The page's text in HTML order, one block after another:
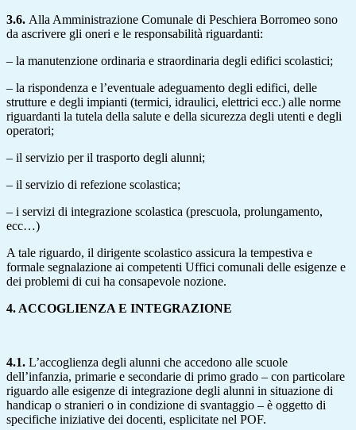
3.6. Alla Amministrazione Comunale di Peschiera Borromeo sono
da ascrivere gli oneri e le responsabilità riguardanti:
– la manutenzione ordinaria e straordinaria degli edifici scolastici;
– la rispondenza e l’eventuale adeguamento degli edifici, delle
strutture e degli impianti (termici, idraulici, elettrici ecc.) alle norme
riguardanti la tutela della salute e della sicurezza degli utenti e degli
operatori;
– il servizio per il trasporto degli alunni;
– il servizio di refezione scolastica;
– i servizi di integrazione scolastica (prescuola, prolungamento,
ecc…)
A tale riguardo, il dirigente scolastico assicura la tempestiva e
formale segnalazione ai competenti Uffici comunali delle esigenze e
dei problemi di cui ha consapevole nozione.
4. ACCOGLIENZA E INTEGRAZIONE
4.1. L’accoglienza degli alunni che accedono alle scuole
dell’infanzia, primarie e secondarie di primo grado – con particolare
riguardo alle esigenze di integrazione degli alunni in situazione di
handicap o stranieri o in condizione di svantaggio – è oggetto di
specifiche iniziative dei docenti, esplicitate nel POF.